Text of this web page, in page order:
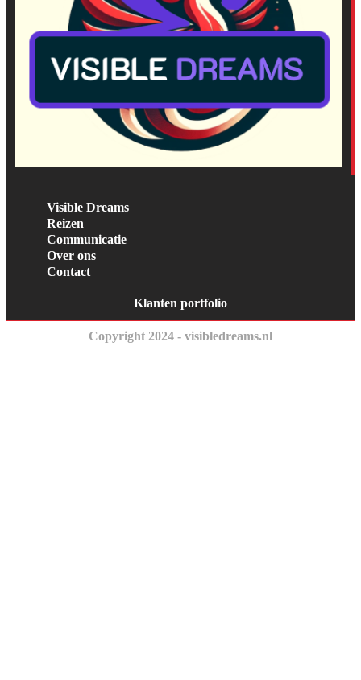
Visible Dreams
Reizen
Communicatie
Over ons
Contact
Klanten portfolio
Copyright 2024 - visibledreams.nl